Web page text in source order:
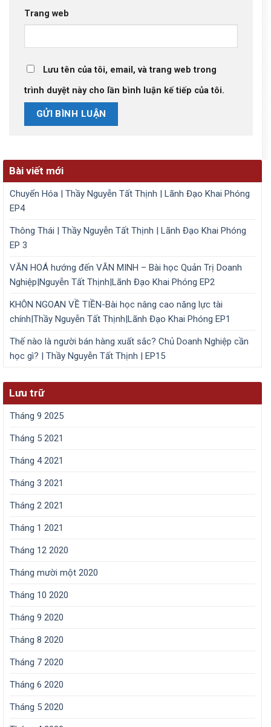
Trang web
Lưu tên của tôi, email, và trang web trong
trình duyệt này cho lần bình luận kế tiếp của tôi.
Bài viết mới
Chuyển Hóa | Thầy Nguyễn Tất Thịnh | Lãnh Đạo Khai Phóng
EP4
Thông Thái | Thầy Nguyễn Tất Thịnh | Lãnh Đạo Khai Phóng
EP 3
VĂN HOÁ hướng đến VĂN MINH – Bài học Quản Trị Doanh
Nghiệp|Nguyễn Tất Thịnh|Lãnh Đạo Khai Phóng EP2
KHÔN NGOAN VỀ TIỀN-Bài học nâng cao năng lực tài
chính|Thầy Nguyễn Tất Thịnh|Lãnh Đạo Khai Phóng EP1
Thế nào là người bán hàng xuất sắc? Chủ Doanh Nghiệp cần
học gì? | Thầy Nguyễn Tất Thịnh | EP15
Lưu trữ
Tháng 9 2025
Tháng 5 2021
Tháng 4 2021
Tháng 3 2021
Tháng 2 2021
Tháng 1 2021
Tháng 12 2020
Tháng mười một 2020
Tháng 10 2020
Tháng 9 2020
Tháng 8 2020
Tháng 7 2020
Tháng 6 2020
Tháng 5 2020